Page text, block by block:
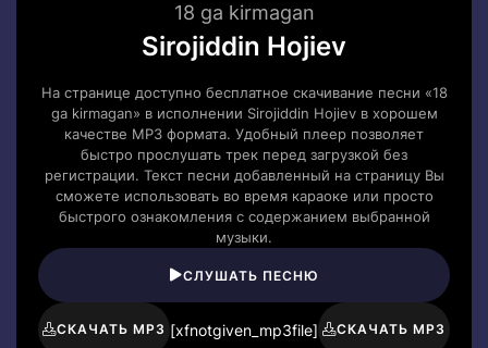
18 ga kirmagan
Sirojiddin Hojiev
На странице доступно бесплатное скачивание песни «18
ga kirmagan» в исполнении Sirojiddin Hojiev в хорошем
качестве MP3 формата. Удобный плеер позволяет
быстро прослушать трек перед загрузкой без
регистрации. Текст песни добавленный на страницу Вы
сможете использовать во время караоке или просто
быстрого ознакомления с содержанием выбранной
музыки.
СЛУШАТЬ ПЕСНЮ
СКАЧАТЬ MP3 [xfnotgiven_mp3file] СКАЧАТЬ MP3